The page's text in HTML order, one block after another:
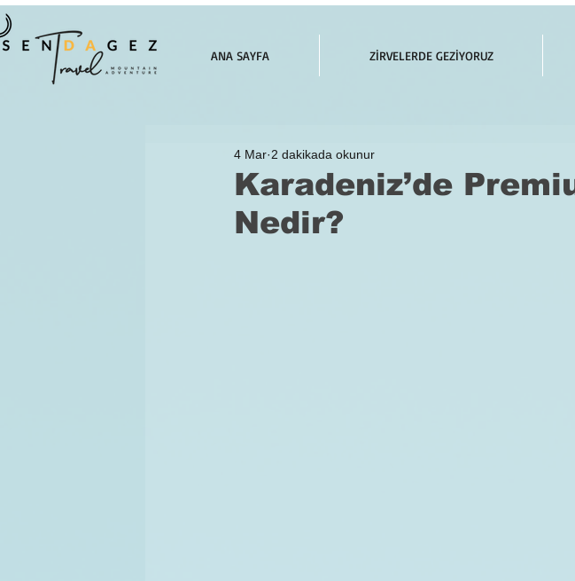
ANA SAYFA ZİRVELERDE GEZİYORUZ
Karadeniz’de
Nedir?
4 Mar 2 dakikada okunur